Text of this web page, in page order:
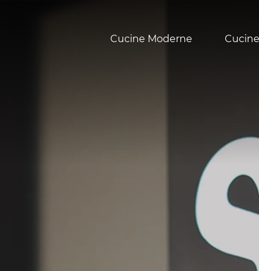
Cucine Moderne